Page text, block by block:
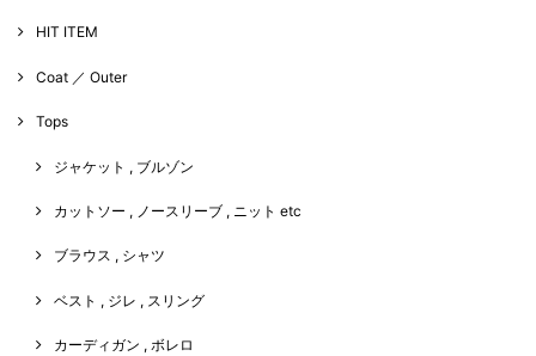
HIT ITEM
Coat ／ Outer
Tops
ジャケット , ブルゾン
カットソー , ノースリーブ , ニット etc
ブラウス , シャツ
ベスト , ジレ , スリング
カーディガン , ボレロ